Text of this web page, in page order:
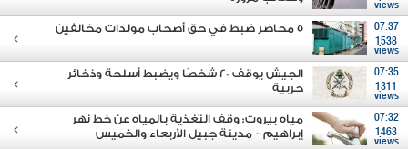
views
07:37
1538
views
5 محاضر ضبط في حق أصحاب مولدات مخالفين
07:35
1311
views
الجيش يوقف 20 شخصًا ويضبط أسلحة وذخائر
حربية
07:32
1463
views
مياه بيروت: وقف التغذية بالمياه عن خط نهر
إبراهيم - مدينة جبيل الأربعاء والخميس